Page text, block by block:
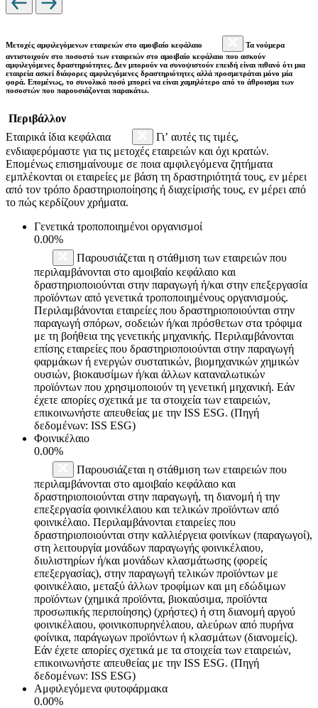
Μετοχές αμφιλεγόμενων εταιρειών στο αμοιβαίο κεφάλαιο
Τα νούμερα
αντιστοιχούν στο ποσοστό των εταιρειών στο αμοιβαίο κεφάλαιο που ασκούν
αμφιλεγόμενες δραστηριότητες. Δεν μπορούν να συνοψιστούν επειδή είναι πιθανό ότι μια
εταιρεία ασκεί διάφορες αμφιλεγόμενες δραστηριότητες αλλά προσμετράται μόνο μία
φορά. Επομένως, το συνολικό ποσό μπορεί να είναι χαμηλότερο από το άθροισμα των
ποσοστών που παρουσιάζονται παρακάτω.
Περιβάλλον
Εταιρικά ίδια κεφάλαια
Γι’ αυτές τις τιμές,
ενδιαφερόμαστε για τις μετοχές εταιρειών και όχι κρατών.
Επομένως επισημαίνουμε σε ποια αμφιλεγόμενα ζητήματα
εμπλέκονται οι εταιρείες με βάση τη δραστηριότητά τους, εν μέρει
από τον τρόπο δραστηριοποίησης ή διαχείρισής τους, εν μέρει από
το πώς κερδίζουν χρήματα.
Γενετικά τροποποιημένοι οργανισμοί
0.00%
Παρουσιάζεται η στάθμιση των εταιρειών που
περιλαμβάνονται στο αμοιβαίο κεφάλαιο και
δραστηριοποιούνται στην παραγωγή ή/και στην επεξεργασία
προϊόντων από γενετικά τροποποιημένους οργανισμούς.
Περιλαμβάνονται εταιρείες που δραστηριοποιούνται στην
παραγωγή σπόρων, σοδειών ή/και πρόσθετων στα τρόφιμα
με τη βοήθεια της γενετικής μηχανικής. Περιλαμβάνονται
επίσης εταιρείες που δραστηριοποιούνται στην παραγωγή
φαρμάκων ή ενεργών συστατικών, βιομηχανικών χημικών
ουσιών, βιοκαυσίμων ή/και άλλων καταναλωτικών
προϊόντων που χρησιμοποιούν τη γενετική μηχανική. Εάν
έχετε απορίες σχετικά με τα στοιχεία των εταιρειών,
επικοινωνήστε απευθείας με την ISS ESG. (Πηγή
δεδομένων: ISS ESG)
Φοινικέλαιο
0.00%
Παρουσιάζεται η στάθμιση των εταιρειών που
περιλαμβάνονται στο αμοιβαίο κεφάλαιο και
δραστηριοποιούνται στην παραγωγή, τη διανομή ή την
επεξεργασία φοινικέλαιου και τελικών προϊόντων από
φοινικέλαιο. Περιλαμβάνονται εταιρείες που
δραστηριοποιούνται στην καλλιέργεια φοινίκων (παραγωγοί),
στη λειτουργία μονάδων παραγωγής φοινικέλαιου,
διυλιστηρίων ή/και μονάδων κλασμάτωσης (φορείς
επεξεργασίας), στην παραγωγή τελικών προϊόντων με
φοινικέλαιο, μεταξύ άλλων τροφίμων και μη εδώδιμων
προϊόντων (χημικά προϊόντα, βιοκαύσιμα, προϊόντα
προσωπικής περιποίησης) (χρήστες) ή στη διανομή αργού
φοινικέλαιου, φοινικοπυρηνέλαιου, αλεύρων από πυρήνα
φοίνικα, παράγωγων προϊόντων ή κλασμάτων (διανομείς).
Εάν έχετε απορίες σχετικά με τα στοιχεία των εταιρειών,
επικοινωνήστε απευθείας με την ISS ESG. (Πηγή
δεδομένων: ISS ESG)
Αμφιλεγόμενα φυτοφάρμακα
0.00%